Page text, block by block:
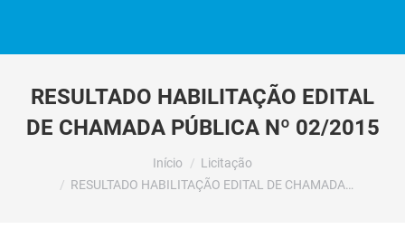
RESULTADO HABILITAÇÃO EDITAL
DE CHAMADA PÚBLICA Nº 02/2015
Início
Licitação
RESULTADO HABILITAÇÃO EDITAL DE CHAMADA…